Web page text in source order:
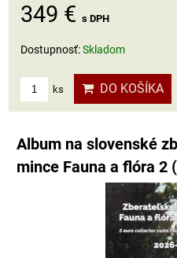
349 € s DPH
Dostupnosť:Skladom
ks DO KOŠÍKA
Album na slovenské
mince Fauna a flóra 2